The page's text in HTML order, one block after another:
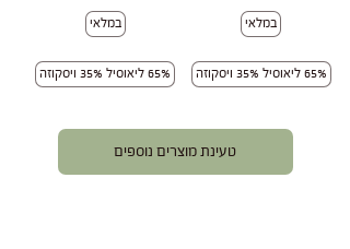
במלאי
65% ליאוסיל 35% ויסקוזה
במלאי
65% ליאוסיל 35% ויסקוזה
טעינת מוצרים נוספים